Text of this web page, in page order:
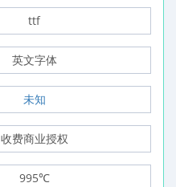
ttf
英文字体
未知
收费商业授权
995℃